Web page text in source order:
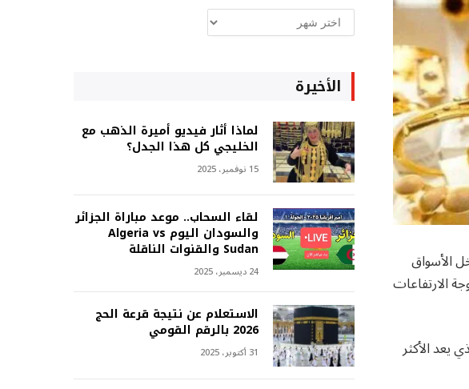
حالة من التراجع الملحوظ خلال تعاملات صباح الجمعة 15 مايو 2026 داخل الأسواق
الارتفاعات
معدلات البحث بشكل كبير عن أسعار الذهب بجميع الأعيرة، خاصة عيار 21 الذي يعد الأكثر
ارشيف
غربة
الأخيرة
لماذا أثار فيديو أميرة الذهب مع
الخليجي كل هذا الجدل؟
15 نوفمبر، 2025
لقاء السحاب.. موعد مباراة الجزائر
والسودان اليوم Algeria vs
Sudan والقنوات الناقلة
24 ديسمبر، 2025
الاستعلام عن نتيجة قرعة الحج
2026 بالرقم القومي
31 أكتوبر، 2025